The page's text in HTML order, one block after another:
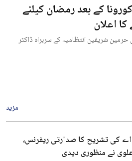
کے بعد رمضان کیلئے
اعلان
شریفین انتظامیہ کے سربراہ ڈاکٹر
مزید
آرٹیکل 63 اے کی تشریح کا صدارتی ریفرنس،
نے منظوری دیدی